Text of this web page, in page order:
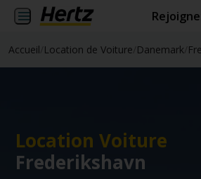
Accueil Location de Voiture Danemark
Location Voiture
Frederikshavn